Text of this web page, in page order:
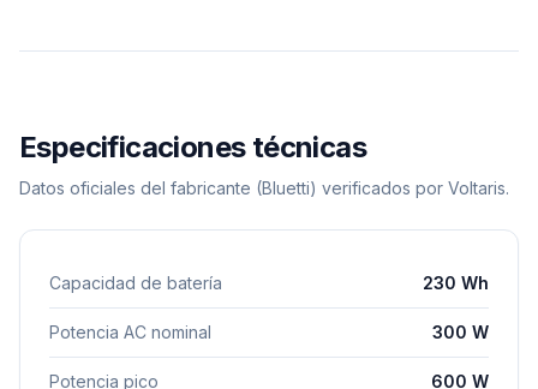
Especificaciones técnicas
Datos oficiales del fabricante (Bluetti) verificados por Voltaris.
Capacidad de batería 230 Wh
Potencia AC nominal 300 W
Potencia pico 600 W